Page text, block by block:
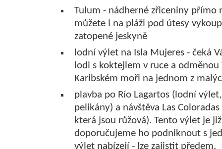
Tulum - nádherné zřiceniny přímo
můžete i na pláži pod útesy
zatopené jeskyně
lodní výlet na Isla Mujeres - čeká
lodi s koktejlem v ruce a
Karibském moři na jednom z
plavba po Río Lagartos (lodní
pelikány) a návštěva Las
která jsou růžová). Tento výlet je
doporučujeme ho podniknout s
výlet nabízejí - lze zajistit předem.